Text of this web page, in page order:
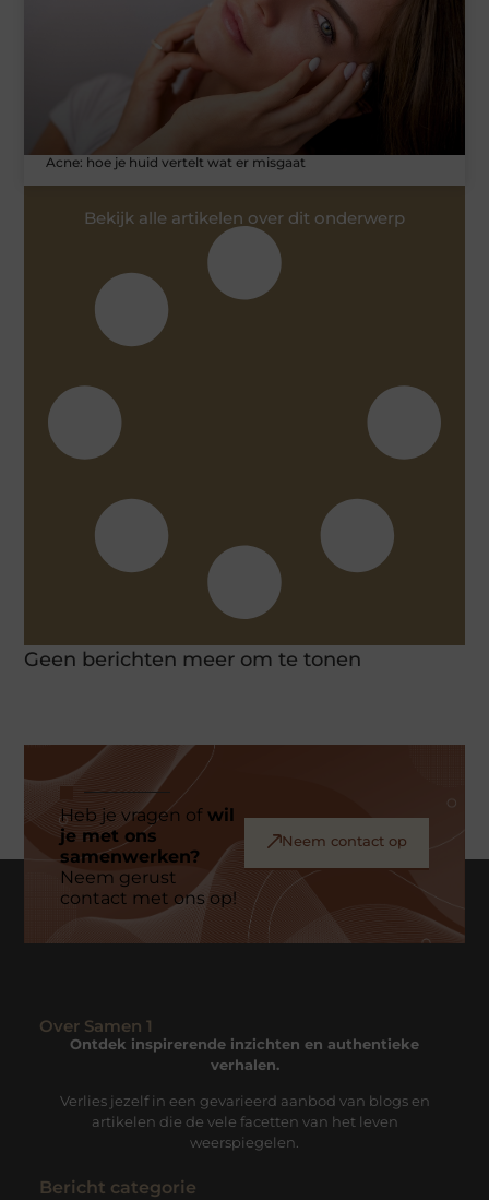
Acne: hoe je huid vertelt wat er misgaat
Bekijk alle artikelen over dit onderwerp
Geen berichten meer om te tonen
Heb je vragen ofwil
je met ons
samenwerken?
Neem gerust
contact met ons op!
Neem contact op
Over Samen 1
Ontdek inspirerende inzichten en authentieke
verhalen.
Verlies jezelf in een gevarieerd aanbod van blogs en
artikelen die de vele facetten van het leven
weerspiegelen.
Bericht categorie